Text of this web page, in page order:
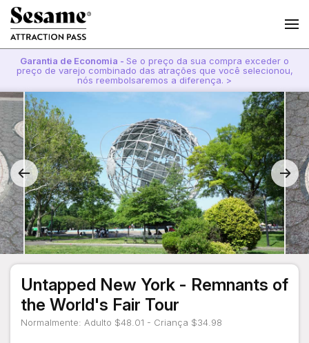
Garantia de Economia - Se o preço da sua compra exceder o
preço de varejo combinado das atrações que você selecionou,
nós reembolsaremos a diferença. >
Untapped New York - Remnants of
the World's Fair Tour
Normalmente: Adulto $48.01 - Criança $34.98